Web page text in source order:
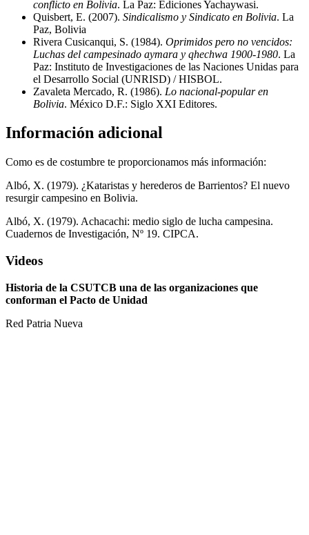
conflicto en Bolivia. La Paz: Ediciones Yachaywasi.
Quisbert, E. (2007). Sindicalismo y Sindicato en Bolivia. La
Paz, Bolivia
Rivera Cusicanqui, S. (1984). Oprimidos pero no vencidos:
Luchas del campesinado aymara y qhechwa 1900-1980. La
Paz: Instituto de Investigaciones de las Naciones Unidas para
el Desarrollo Social (UNRISD) / HISBOL.
Zavaleta Mercado, R. (1986). Lo nacional-popular en
Bolivia. México D.F.: Siglo XXI Editores.
Información adicional
Como es de costumbre te proporcionamos más información:
Albó, X. (1979). ¿Kataristas y herederos de Barrientos? El nuevo
resurgir campesino en Bolivia.
Albó, X. (1979). Achacachi: medio siglo de lucha campesina.
Cuadernos de Investigación, Nº 19. CIPCA.
Videos
Historia de la CSUTCB una de las organizaciones que
conforman el Pacto de Unidad
Red Patria Nueva